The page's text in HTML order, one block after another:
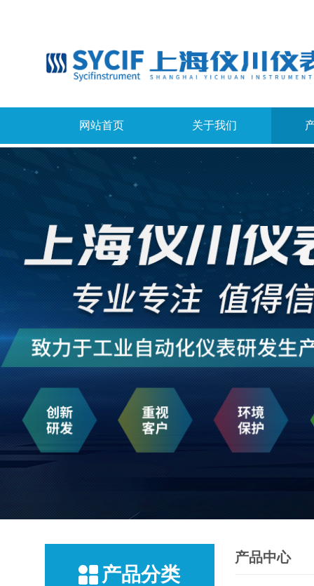
网站首页 关于我们
产品分类
产品中心